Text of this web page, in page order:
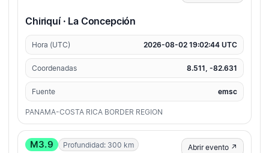
Chiriquí · La Concepción
Hora (UTC) 2026-08-02 19:02:44 UTC
Coordenadas 8.511, -82.631
Fuente emsc
PANAMA-COSTA RICA BORDER REGION
M3.9 Profundidad: 300 km Abrir evento ↗